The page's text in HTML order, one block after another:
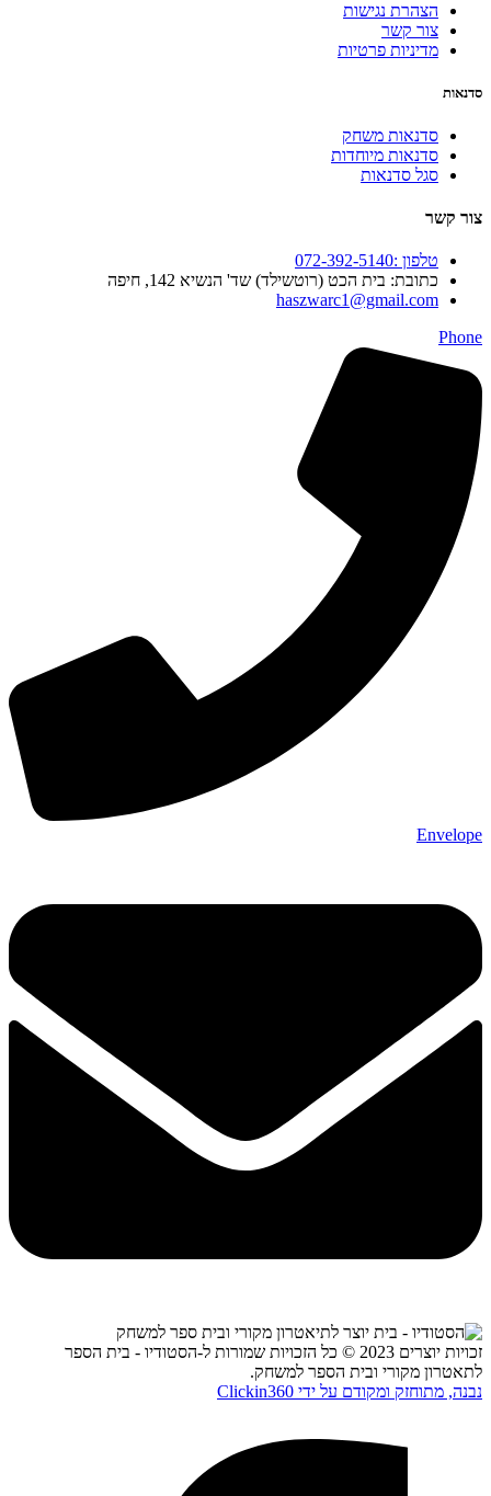
הצהרת נגישות
צור קשר
מדיניות פרטיות
סדנאות
סדנאות משחק
סדנאות מיוחדות
סגל סדנאות
צור קשר
טלפון :072-392-5140
כתובת: בית הכט (רוטשילד) שד' הנשיא 142, חיפה
haszwarc1@gmail.com
Phone
Envelope
זכויות יוצרים 2023 © כל הזכויות שמורות ל-הסטודיו - בית הספר
לתאטרון מקורי ובית הספר למשחק.
נבנה, מתוחזק ומקודם על ידי Clickin360